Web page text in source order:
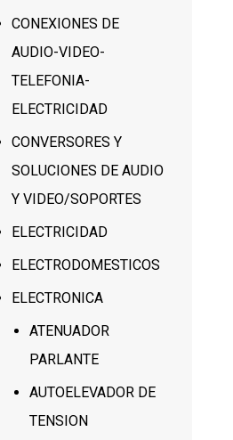
CONEXIONES DE
AUDIO-VIDEO-
TELEFONIA-
ELECTRICIDAD
CONVERSORES Y
SOLUCIONES DE AUDIO
Y VIDEO/SOPORTES
ELECTRICIDAD
ELECTRODOMESTICOS
ELECTRONICA
ATENUADOR
PARLANTE
AUTOELEVADOR DE
TENSION